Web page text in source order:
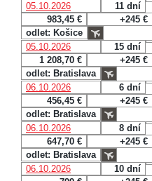
05.10.2026
11 dní
983,45 €
+245 €
odlet: Košice
05.10.2026
15 dní
1 208,70 €
+245 €
odlet: Bratislava
06.10.2026
6 dní
456,45 €
+245 €
odlet: Bratislava
06.10.2026
8 dní
647,70 €
+245 €
odlet: Bratislava
06.10.2026
10 dní